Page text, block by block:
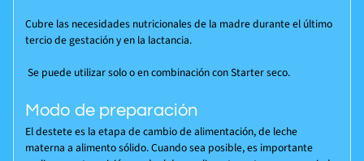
Cubre las necesidades nutricionales de la madre durante el último
tercio de gestación y en la lactancia.
Se puede utilizar solo o en combinación con Starter seco.
Modo de preparación
El destete es la etapa de cambio de alimentación, de leche
materna a alimento sólido. Cuando sea posible, es importante